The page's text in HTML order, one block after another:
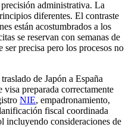
administrativa. La
diferentes. El contraste
están acostumbrados a los
se reservan con semanas de
precisa pero los procesos no
de Japón a España
preparada correctamente
NIE, empadronamiento,
fiscal coordinada
incluyendo consideraciones de